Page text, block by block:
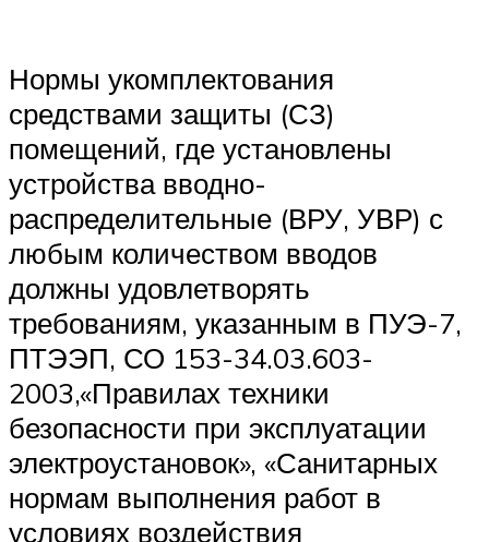
Нормы укомплектования
средствами защиты (СЗ)
помещений, где установлены
устройства вводно-
распределительные (ВРУ, УВР) с
любым количеством вводов
должны удовлетворять
требованиям, указанным в ПУЭ-7,
ПТЭЭП, СО 153-34.03.603-
2003,«Правилах техники
безопасности при эксплуатации
электроустановок», «Санитарных
нормам выполнения работ в
условиях воздействия